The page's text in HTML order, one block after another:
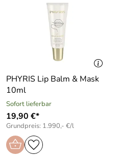
PHYRIS Lip Balm & Mask
10ml
Sofort lieferbar
19,90 €*
Grundpreis: 1.990,- €/l